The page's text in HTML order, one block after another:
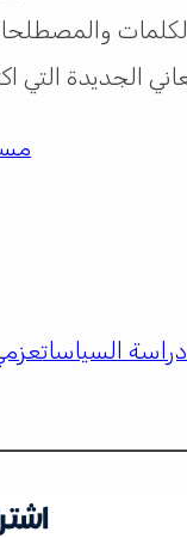
الجديدة التي
السياسات